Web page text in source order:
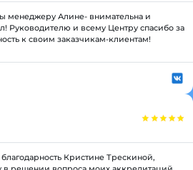
менеджеру Алине- внимательна и
Руководителю и всему Центру спасибо за
к своим заказчикам-клиентам!
Кристине Трескиной,